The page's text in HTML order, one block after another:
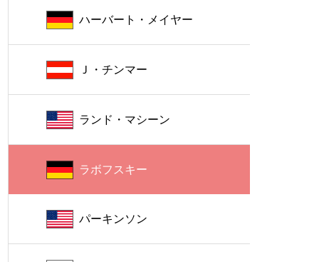
ハーバート・メイヤー
Ｊ・チンマー
ランド・マシーン
ラボフスキー
パーキンソン